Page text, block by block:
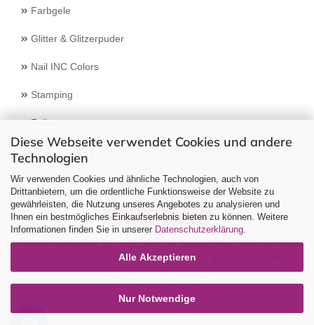
Diese Webseite verwendet Cookies und andere
Technologien
Wir verwenden Cookies und ähnliche Technologien, auch von
Drittanbietern, um die ordentliche Funktionsweise der Website zu
gewährleisten, die Nutzung unseres Angebotes zu analysieren und
Ihnen ein bestmögliches Einkaufserlebnis bieten zu können. Weitere
Informationen finden Sie in unserer Datenschutzerklärung
Alle Akzeptieren
Nur Notwendige
Farbgele
Glitter & Glitzerpuder
Nail INC Colors
Stamping
Feilen
Select Language
Vertrag widerrufen
Alle Preise verstehen sich inklusive der gesetzlichen Mehrwertsteuer,
Versandkostensoweit nicht anders gekennzeichnet.